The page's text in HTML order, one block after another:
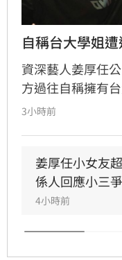
自稱台大學姐
資深藝人姜厚任
方過往自稱擁有
146等背景引發外
件，導致話題持
仍存有諸多疑問
任展現力挺態度
3小時前
姜厚任小女友
係人回應小三
4小時前